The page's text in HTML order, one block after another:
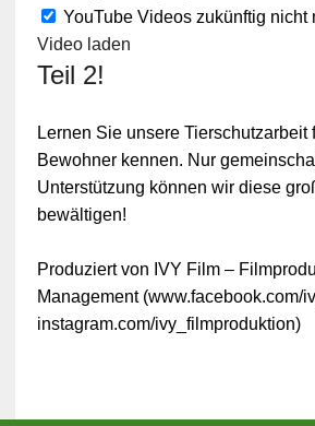
YouTube Videos zukünftig nicht
Video laden
Teil 2!
Lernen Sie unsere Tierschutzarbeit
Bewohner kennen. Nur
Unterstützung können wir diese
bewältigen!
Produziert von IVY Film –
Management (www.facebook.com/
instagram.com/ivy_filmproduktion)